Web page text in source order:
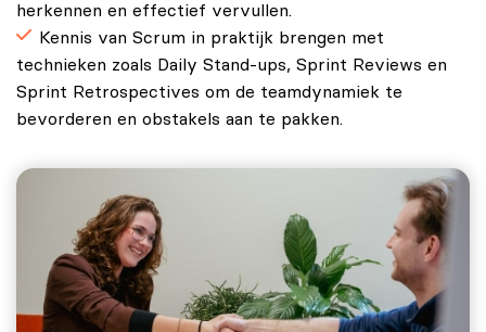
herkennen en effectief vervullen.
Kennis van Scrum in praktijk brengen met
technieken zoals Daily Stand-ups, Sprint Reviews en
Sprint Retrospectives om de teamdynamiek te
bevorderen en obstakels aan te pakken.